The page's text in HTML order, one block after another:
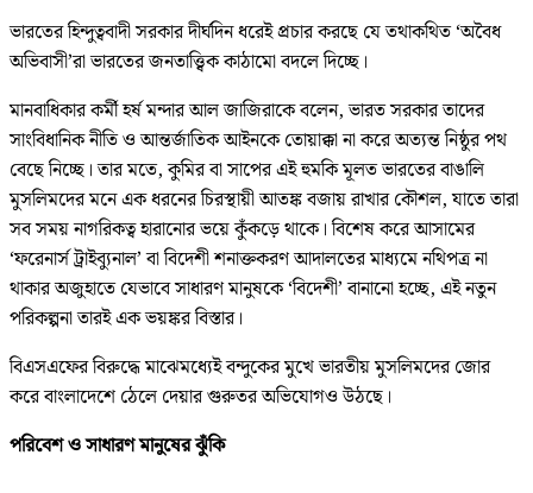
ভারতের হিন্দুত্ববাদী সরকার দীর্ঘদিন ধরেই প্রচার করছে যে তথাকথিত ‘অবৈধ
অভিবাসী’রা ভারতের জনতাত্ত্বিক কাঠামো বদলে দিচ্ছে।
মানবাধিকার কর্মী হর্ষ মন্দার আল জাজিরাকে বলেন, ভারত সরকার তাদের
সাংবিধানিক নীতি ও আন্তর্জাতিক আইনকে তোয়াক্কা না করে অত্যন্ত নিষ্ঠুর পথ
বেছে নিচ্ছে। তার মতে, কুমির বা সাপের এই হুমকি মূলত ভারতের বাঙালি
মুসলিমদের মনে এক ধরনের চিরস্থায়ী আতঙ্ক বজায় রাখার কৌশল, যাতে তারা
সব সময় নাগরিকত্ব হারানোর ভয়ে কুঁকড়ে থাকে। বিশেষ করে আসামের
‘ফরেনার্স ট্রাইব্যুনাল’ বা বিদেশী শনাক্তকরণ আদালতের মাধ্যমে নথিপত্র না
থাকার অজুহাতে যেভাবে সাধারণ মানুষকে ‘বিদেশী’ বানানো হচ্ছে, এই নতুন
পরিকল্পনা তারই এক ভয়ঙ্কর বিস্তার।
বিএসএফের বিরুদ্ধে মাঝেমধ্যেই বন্দুকের মুখে ভারতীয় মুসলিমদের জোর
করে বাংলাদেশে ঠেলে দেয়ার গুরুতর অভিযোগও উঠছে।
পরিবেশ ও সাধারণ মানুষের ঝুঁকি